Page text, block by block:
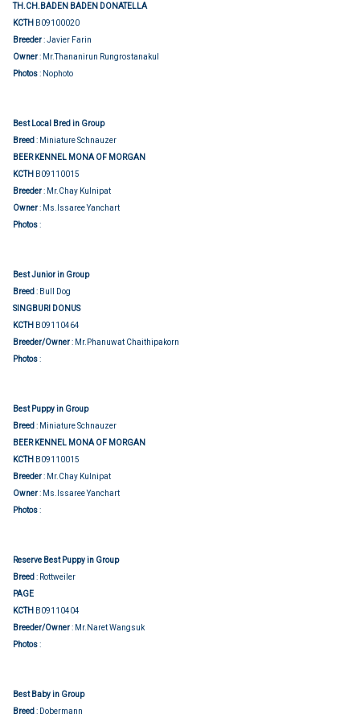
TH.CH.BADEN BADEN DONATELLA
KCTH B09100020
Breeder: Javier Farin
Owner: Mr.Thananirun Rungrostanakul
Photos: Nophoto
Best Local Bred in Group
Breed : Miniature Schnauzer
BEER KENNEL MONA OF MORGAN
KCTH B09110015
Breeder: Mr.Chay Kulnipat
Owner: Ms.Issaree Yanchart
Photos:
Best Junior in Group
Breed : Bull Dog
SINGBURI DONUS
KCTH B09110464
Breeder/Owner: Mr.Phanuwat Chaithipakorn
Photos:
Best Puppy in Group
Breed : Miniature Schnauzer
BEER KENNEL MONA OF MORGAN
KCTH B09110015
Breeder: Mr.Chay Kulnipat
Owner: Ms.Issaree Yanchart
Photos:
Reserve Best Puppy in Group
Breed : Rottweiler
PAGE
KCTH B09110404
Breeder/Owner: Mr.Naret Wangsuk
Photos:
Best Baby in Group
Breed : Dobermann